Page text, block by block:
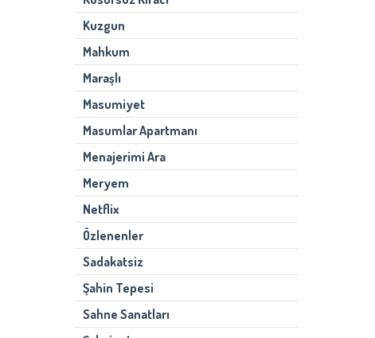
Kuzgun
Mahkum
Maraşlı
Masumiyet
Masumlar Apartmanı
Menajerimi Ara
Meryem
Netflix
Özlenenler
Sadakatsiz
Şahin Tepesi
Sahne Sanatları